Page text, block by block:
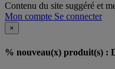
Contenu du site suggéré et
Mon compte Se connecter
×
% nouveau(x) produit(s) :